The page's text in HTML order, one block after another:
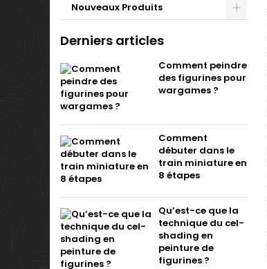
Nouveaux Produits
Derniers articles
Comment peindre
des figurines pour
wargames ?
Comment
débuter dans le
train miniature en
8 étapes
Qu’est-ce que la
technique du cel-
shading en
peinture de
figurines ?